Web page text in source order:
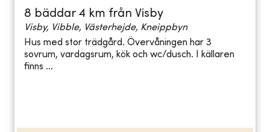
8 bäddar 4 km från Visby
Visby, Vibble, Västerhejde, Kneippbyn
Hus med stor trädgård. Övervåningen har 3
sovrum, vardagsrum, kök och wc/dusch. I källaren
finns ...